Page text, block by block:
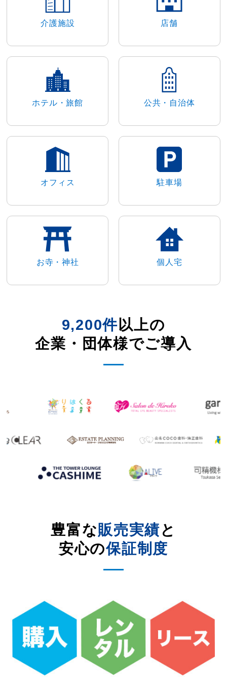
介護施設 店舗
ホテル・旅館 公共・自治体
オフィス 駐車場
お寺・神社 個人宅
9,200件以上の
企業・団体様でご導入
豊富な販売実績と
安心の保証制度